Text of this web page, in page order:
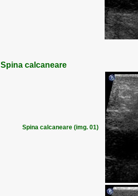
Spina calcaneare
Spina calcaneare (img. 01)